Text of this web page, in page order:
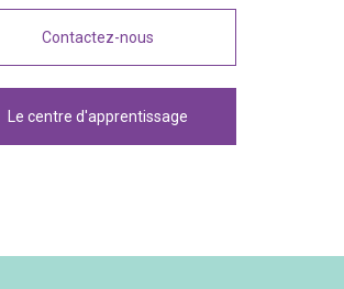
Contactez-nous
Le centre d'apprentissage